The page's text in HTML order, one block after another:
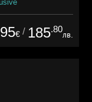
95€ / 185.80
лв.